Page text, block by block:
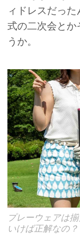
ィドレスだっ
式の二次会とか
うか。
プレーウェアは
いけば正解なの